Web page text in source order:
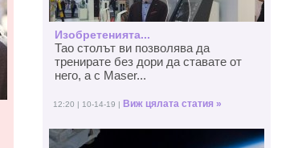
Изобретенията...
Тао столът ви позволява да
тренирате без дори да ставате от
него, а с Maser...
12:20 | 10-14-19 | Виж цялата статия »